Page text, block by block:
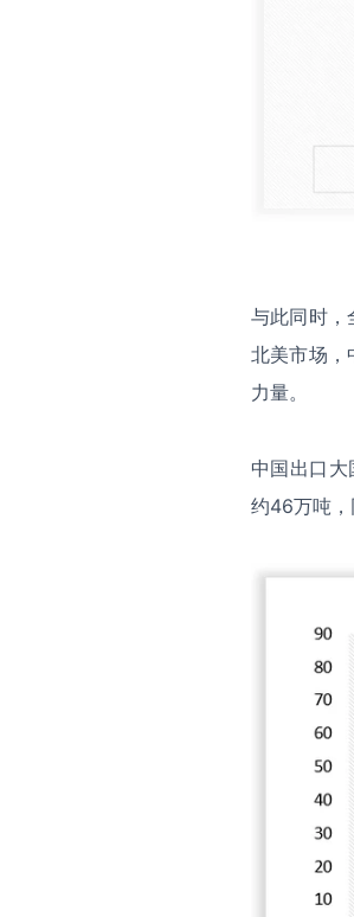
与此同时，
北美市场，
力量。
中国出口
约46万吨，